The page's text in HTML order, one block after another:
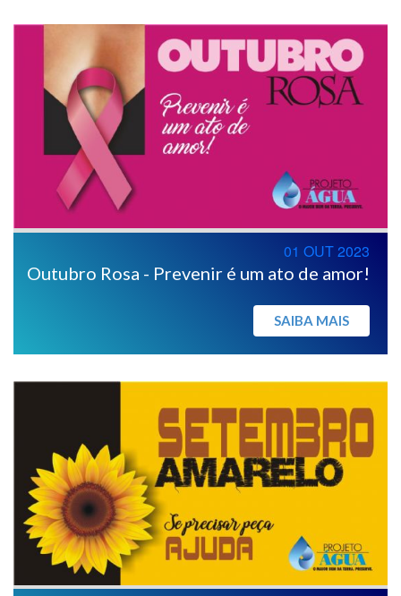
Outubro Rosa - Prevenir é um ato de amor!
01 OUT 2023
SAIBA MAIS